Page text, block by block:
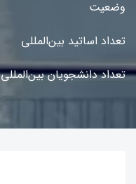
وضعیت
تعداد اساتید بین‌المللی
تعداد دانشجویان بین‌المللی